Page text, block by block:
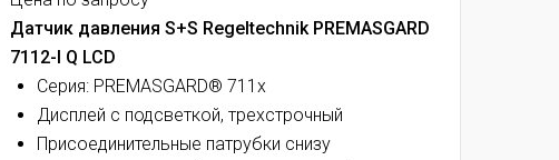
Датчик давления S+S Regeltechnik PREMASGARD
7112-I Q LCD
Серия: PREMASGARD® 711x
Дисплей с подсветкой, трехстрочный
Присоединительные патрубки снизу